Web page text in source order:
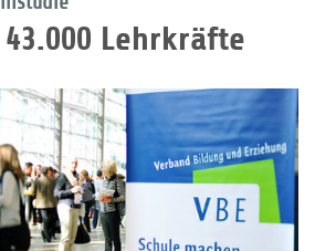
Lehrkräfte